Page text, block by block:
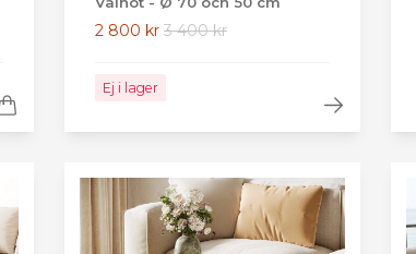
2 800 kr 3 400 kr
Ej i lager